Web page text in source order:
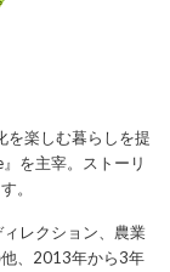
を楽しむ暮らしを提
を主宰。ストーリ
。
レクション、農業
、2013年から3年